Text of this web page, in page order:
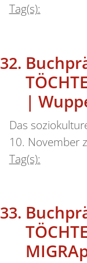
Tag(s):
|
Das
10. November
Tag(s):